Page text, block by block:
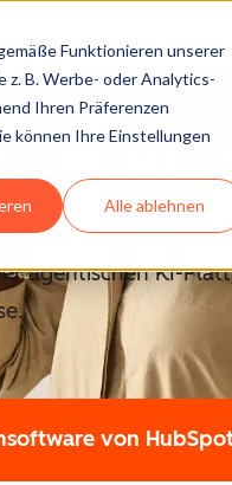
Funktionieren unserer
z. B. Werbe- oder Analytics-
Ihren Präferenzen
können Ihre Einstellungen
Alle ablehnen
VON HUBSPOT
agentischen KI-
von